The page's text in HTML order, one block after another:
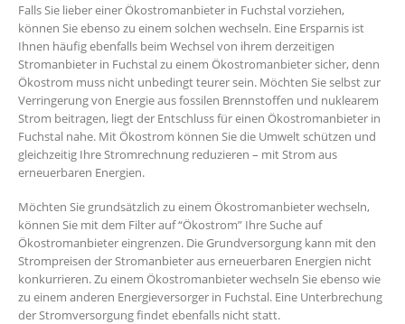
Falls Sie lieber einer Ökostromanbieter in Fuchstal vorziehen,
können Sie ebenso zu einem solchen wechseln. Eine Ersparnis ist
Ihnen häufig ebenfalls beim Wechsel von ihrem derzeitigen
Stromanbieter in Fuchstal zu einem Ökostromanbieter sicher, denn
Ökostrom muss nicht unbedingt teurer sein. Möchten Sie selbst zur
Verringerung von Energie aus fossilen Brennstoffen und nuklearem
Strom beitragen, liegt der Entschluss für einen Ökostromanbieter in
Fuchstal nahe. Mit Ökostrom können Sie die Umwelt schützen und
gleichzeitig Ihre Stromrechnung reduzieren – mit Strom aus
erneuerbaren Energien.
Möchten Sie grundsätzlich zu einem Ökostromanbieter wechseln,
können Sie mit dem Filter auf “Ökostrom” Ihre Suche auf
Ökostromanbieter eingrenzen. Die Grundversorgung kann mit den
Strompreisen der Stromanbieter aus erneuerbaren Energien nicht
konkurrieren. Zu einem Ökostromanbieter wechseln Sie ebenso wie
zu einem anderen Energieversorger in Fuchstal. Eine Unterbrechung
der Stromversorgung findet ebenfalls nicht statt.